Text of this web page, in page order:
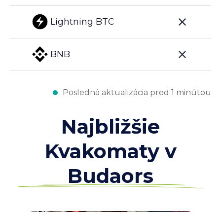
Lightning BTC
BNB
Posledná aktualizácia pred 1 minútou
Najbližšie
Kvakomaty v
Budaors